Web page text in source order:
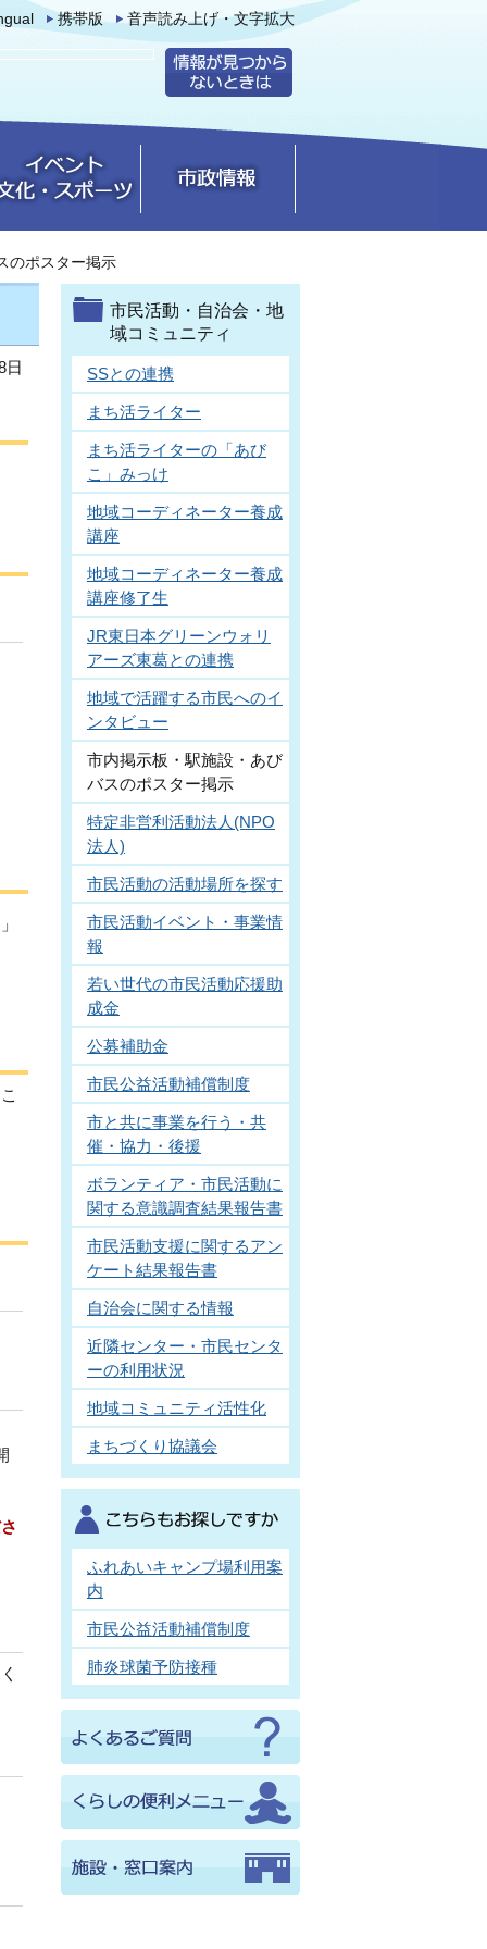
携帯版 音声読み上げ・文字拡大
のポスター掲示
日
市民活動・自治会・地
域コミュニティ
SSとの連携
まち活ライター
まち活ライターの「あび
こ」みっけ
地域コーディネーター養成
講座
地域コーディネーター養成
講座修了生
JR東日本グリーンウォリ
アーズ東葛との連携
地域で活躍する市民へのイ
ンタビュー
市内掲示板・駅施設・あび
バスのポスター掲示
特定非営利活動法人(NPO
法人)
市民活動の活動場所を探す
市民活動イベント・事業情
報
若い世代の市民活動応援助
成金
公募補助金
市民公益活動補償制度
市と共に事業を行う・共
催・協力・後援
ボランティア・市民活動に
関する意識調査結果報告書
市民活動支援に関するアン
ケート結果報告書
自治会に関する情報
近隣センター・市民センタ
ーの利用状況
地域コミュニティ活性化
まちづくり協議会
ふれあいキャンプ場利用案
内
市民公益活動補償制度
肺炎球菌予防接種